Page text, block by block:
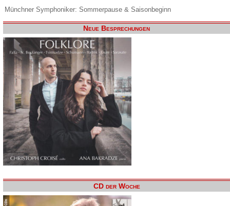
Münchner Symphoniker: Sommerpause & Saisonbeginn
Neue Besprechungen
CD der Woche